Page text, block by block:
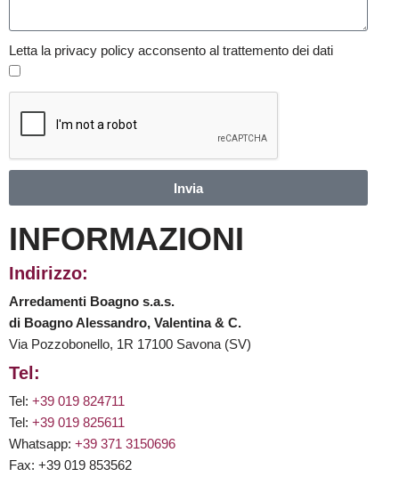
Letta la privacy policy acconsento al trattemento dei dati
Invia
INFORMAZIONI
Indirizzo:
Arredamenti Boagno s.a.s.
di Boagno Alessandro, Valentina & C.
Via Pozzobonello, 1R 17100 Savona (SV)
Tel:
Tel: +39 019 824711
Tel: +39 019 825611
Whatsapp: +39 371 3150696
Fax: +39 019 853562